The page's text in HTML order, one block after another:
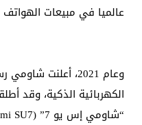
عالميا في مبيعات
وعام 2021، أعلنت